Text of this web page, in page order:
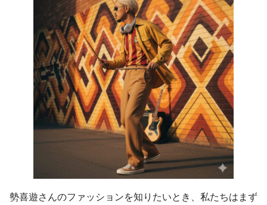
勢喜遊さんのファッションを知りたいとき、私たちはまず